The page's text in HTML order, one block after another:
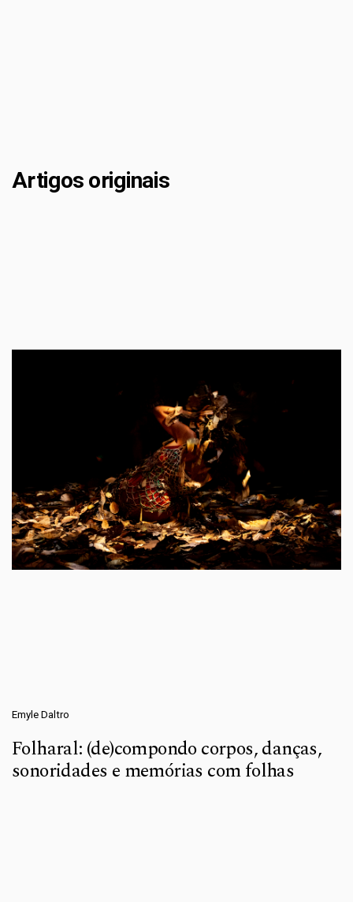
Artigos originais
Emyle Daltro
Folharal: (de)compondo corpos, danças,
sonoridades e memórias com folhas